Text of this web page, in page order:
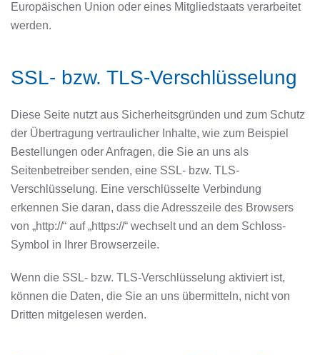
Europäischen Union oder eines Mitgliedstaats verarbeitet
werden.
SSL- bzw. TLS-Verschlüsselung
Diese Seite nutzt aus Sicherheitsgründen und zum Schutz
der Übertragung vertraulicher Inhalte, wie zum Beispiel
Bestellungen oder Anfragen, die Sie an uns als
Seitenbetreiber senden, eine SSL- bzw. TLS-
Verschlüsselung. Eine verschlüsselte Verbindung
erkennen Sie daran, dass die Adresszeile des Browsers
von „http://“ auf „https://“ wechselt und an dem Schloss-
Symbol in Ihrer Browserzeile.
Wenn die SSL- bzw. TLS-Verschlüsselung aktiviert ist,
können die Daten, die Sie an uns übermitteln, nicht von
Dritten mitgelesen werden.